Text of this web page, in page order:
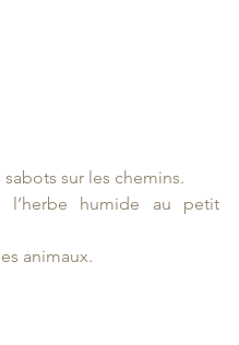
sur les chemins.
l’herbe humide au petit
animaux.